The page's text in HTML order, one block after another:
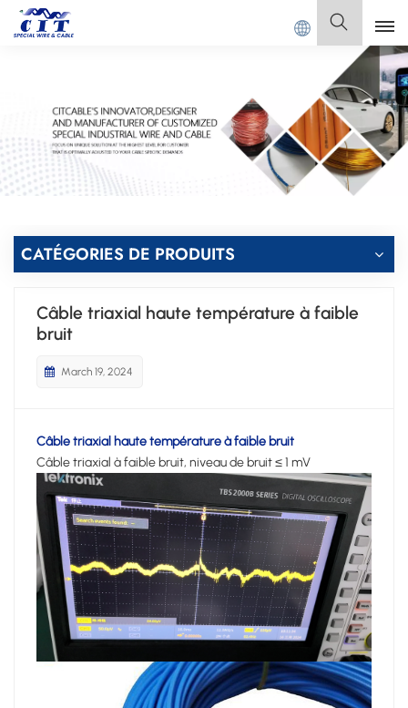
CABLE Co., Ltd. Français
English
Français
Italiano
Español
CATÉGORIES DE PRODUITS
Câble triaxial haute température à faible
bruit
March 19, 2024
Câble triaxial haute température à faible bruit
Câble triaxial à faible bruit, niveau de bruit ≤ 1 mV